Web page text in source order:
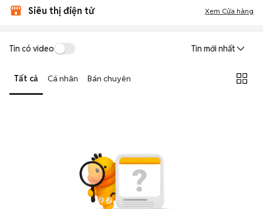
Siêu thị điện tử Xem Cửa hàng
Tin có video Tin mới nhất
Tất cả Cá nhân Bán chuyên